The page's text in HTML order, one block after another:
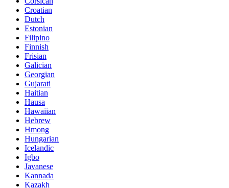
Croatian
Dutch
Estonian
Filipino
Finnish
Frisian
Galician
Georgian
Gujarati
Haitian
Hausa
Hawaiian
Hebrew
Hmong
Hungarian
Icelandic
Igbo
Javanese
Kannada
Kazakh